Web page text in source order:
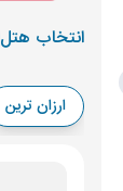
انتخاب هتل
ارزان ترین